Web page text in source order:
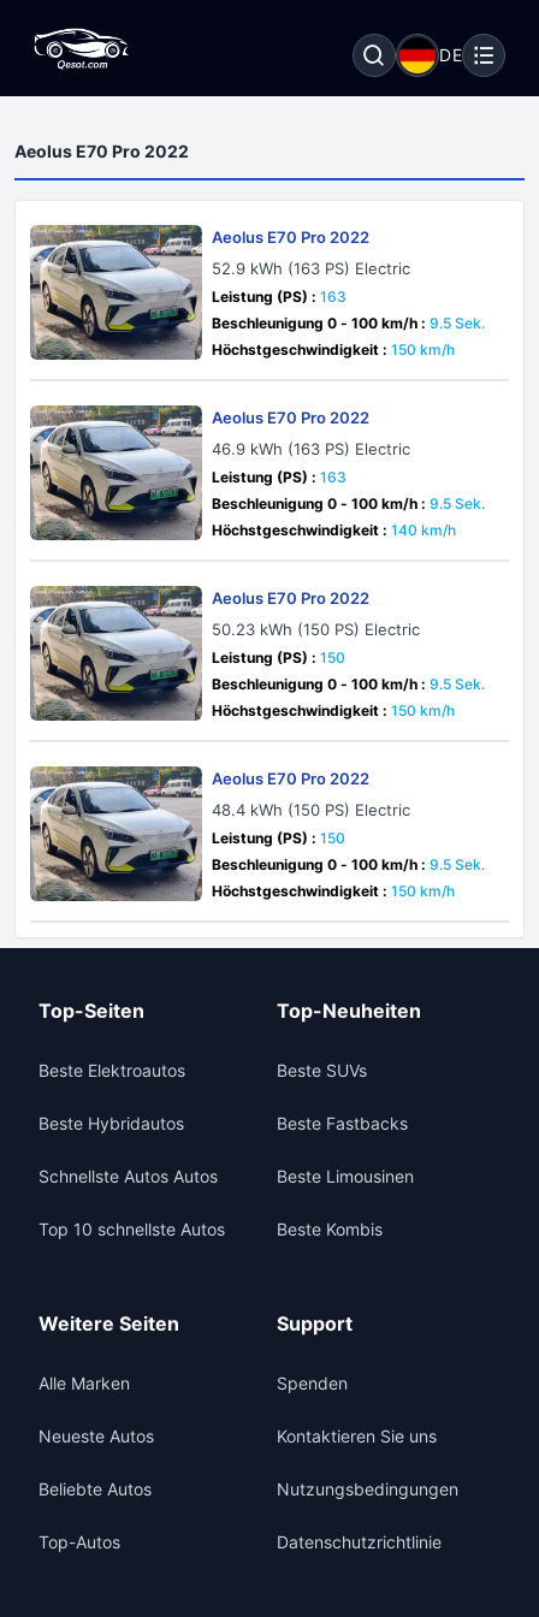
DE
Aeolus E70 Pro 2022
Aeolus E70 Pro 2022
52.9 kWh (163 PS) Electric
Leistung (PS) : 163
Beschleunigung 0 - 100 km/h : 9.5 Sek.
Höchstgeschwindigkeit : 150 km/h
Aeolus E70 Pro 2022
46.9 kWh (163 PS) Electric
Leistung (PS) : 163
Beschleunigung 0 - 100 km/h : 9.5 Sek.
Höchstgeschwindigkeit : 140 km/h
Aeolus E70 Pro 2022
50.23 kWh (150 PS) Electric
Leistung (PS) : 150
Beschleunigung 0 - 100 km/h : 9.5 Sek.
Höchstgeschwindigkeit : 150 km/h
Aeolus E70 Pro 2022
48.4 kWh (150 PS) Electric
Leistung (PS) : 150
Beschleunigung 0 - 100 km/h : 9.5 Sek.
Höchstgeschwindigkeit : 150 km/h
Top-Seiten
Beste Elektroautos
Beste Hybridautos
Schnellste Autos Autos
Top 10 schnellste Autos
Top-Neuheiten
Beste SUVs
Beste Fastbacks
Beste Limousinen
Beste Kombis
Weitere Seiten
Alle Marken
Neueste Autos
Beliebte Autos
Top-Autos
Support
Spenden
Kontaktieren Sie uns
Nutzungsbedingungen
Datenschutzrichtlinie